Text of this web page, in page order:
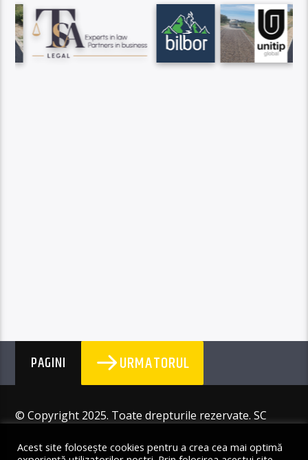
PAGINI URMATORUL
© Copyright 2025. Toate drepturile rezervate. SC
Acest site folosește cookies pentru a crea cea mai optimă